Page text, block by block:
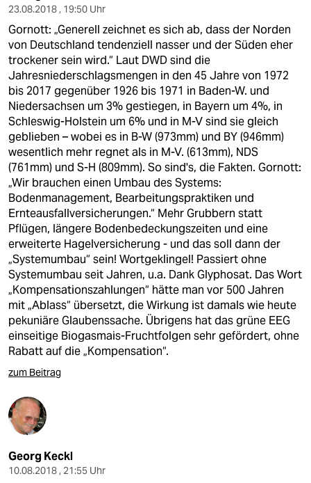
23.08.2018 , 19:50 Uhr
Gornott: „Generell zeichnet es sich ab, dass der Norden
von Deutschland tendenziell nasser und der Süden eher
trockener sein wird.“ Laut DWD sind die
Jahresniederschlagsmengen in den 45 Jahre von 1972
bis 2017 gegenüber 1926 bis 1971 in Baden-W. und
Niedersachsen um 3% gestiegen, in Bayern um 4%, in
Schleswig-Holstein um 6% und in M-V sind sie gleich
geblieben – wobei es in B-W (973mm) und BY (946mm)
wesentlich mehr regnet als in M-V. (613mm), NDS
(761mm) und S-H (809mm). So sind's, die Fakten. Gornott:
„Wir brauchen einen Umbau des Systems:
Bodenmanagement, Bearbeitungspraktiken und
Ernteausfallversicherungen.“ Mehr Grubbern statt
Pflügen, längere Bodenbedeckungszeiten und eine
erweiterte Hagelversicherung - und das soll dann der
„Systemumbau“ sein! Wortgeklingel! Passiert ohne
Systemumbau seit Jahren, u.a. Dank Glyphosat. Das Wort
„Kompensationszahlungen“ hätte man vor 500 Jahren
mit „Ablass“ übersetzt, die Wirkung ist damals wie heute
pekuniäre Glaubenssache. Übrigens hat das grüne EEG
einseitige Biogasmais-Fruchtfolgen sehr gefördert, ohne
Rabatt auf die „Kompensation“.
zum Beitrag
Georg Keckl
10.08.2018 , 21:55 Uhr